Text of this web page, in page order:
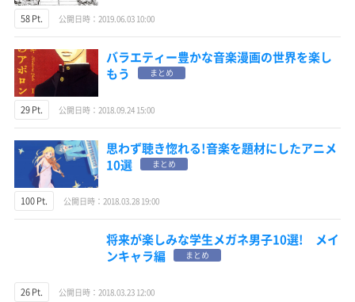
58 Pt. 公開日時：2019.06.03 10:00
バラエティー豊かな音楽漫画の世界を楽し
もう
まとめ
29 Pt. 公開日時：2018.09.24 15:00
思わず聴き惚れる!音楽を題材にしたアニメ
10選
まとめ
100 Pt. 公開日時：2018.03.28 19:00
将来が楽しみな学生メガネ男子10選! メイ
ンキャラ編
まとめ
26 Pt. 公開日時：2018.03.23 12:00